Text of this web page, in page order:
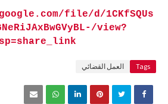
file/d/1CKfSQUs
view?
Tags العمل القضائي